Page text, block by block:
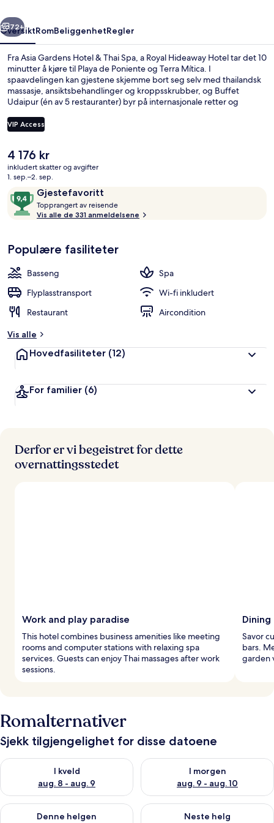
a
Royal
Hideaway
Hotel
Neste
72+
OversiktRomBeliggenhetRegler
Fra Asia Gardens Hotel & Thai Spa, a Royal Hideaway Hotel tar det 10
minutter å kjøre til Playa de Poniente og Terra Mítica. I
spaavdelingen kan gjestene skjemme bort seg selv med thailandsk
massasje, ansiktsbehandlinger og kroppsskrubber, og Buffet
Udaipur (én av 5 restauranter) byr på internasjonale retter og
luksuriøs stil er 7 utendørsbassenger, et helsestudio og et
treningssenter.
VIP Access
Den
nåværende
prisen
4 176 kr
4 176 kr
inkludert skatter og avgifter
1. sep.–2. sep.
AnmeldelserGjestefavoritt
9,4
av
10,
Topprangert av reisende
o
v
e
Vis alle de 331 anmeldelsene
Populære fasiliteter
Basseng
Spa
Flyplasstransport
Wi-fi inkludert
Restaurant
Aircondition
Vis alle
Hovedfasiliteter (12)
For familier (6)
Derfor er vi begeistret for dette
overnattingsstedet
Work and play paradise
This hotel combines business amenities like meeting
rooms and computer stations with relaxing spa
services. Guests can enjoy Thai massages after work
sessions.
Savor
bars.
garden
Romalternativer
Sjekk tilgjengelighet for disse datoene
I kveld
aug. 8 - aug. 9
Sjekk tilgjengelighet for i kveld, aug. 8 - aug. 9
I morgen
aug. 9 - aug. 10
Sjekk tilgjengelighet for i
Denne helgen
Sjekk tilgjengelighet for denne helgen, aug. 14 - aug. 16
Neste helg
Sjekk tilgjengelighet for